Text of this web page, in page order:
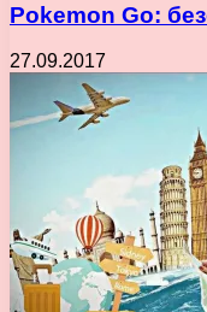
Pokemon Go:
27.09.2017